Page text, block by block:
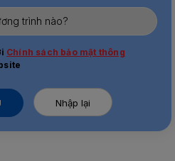
Chính sách bảo mật thông
Nhập lại